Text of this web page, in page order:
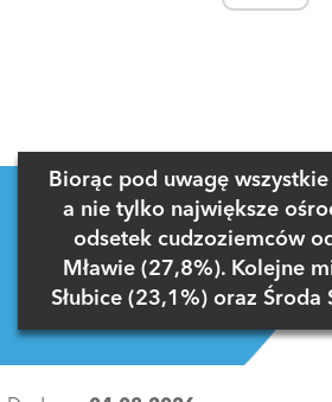
Biorąc pod uwagę
a nie tylko największe
odsetek cudzoziemców
Mławie (27,8%). Kolejne
Słubice (23,1%) oraz Środa